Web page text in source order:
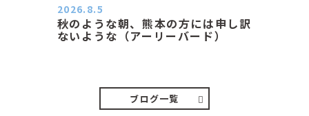
秋のような朝、熊本の方には申し訳
ないような（アーリーバード）
2026.8.5
ブログ一覧